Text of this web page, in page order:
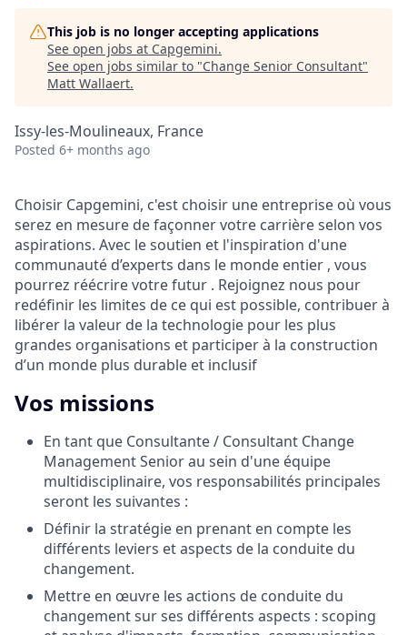
This job is no longer accepting applications
See open jobs at Capgemini.
See open jobs similar to "Change Senior Consultant"
Matt Wallaert.
Issy-les-Moulineaux, France
Posted 6+ months ago
Choisir Capgemini, c'est choisir une entreprise où vous
serez en mesure de façonner votre carrière selon vos
aspirations. Avec le soutien et l'inspiration d'une
communauté d’experts dans le monde entier , vous
pourrez réécrire votre futur . Rejoignez nous pour
redéfinir les limites de ce qui est possible, contribuer à
libérer la valeur de la technologie pour les plus
grandes organisations et participer à la construction
d’un monde plus durable et inclusif
Vos missions
En tant que Consultante / Consultant Change
Management Senior au sein d'une équipe
multidisciplinaire, vos responsabilités principales
seront les suivantes :
Définir la stratégie en prenant en compte les
différents leviers et aspects de la conduite du
changement.
Mettre en œuvre les actions de conduite du
changement sur ses différents aspects : scoping